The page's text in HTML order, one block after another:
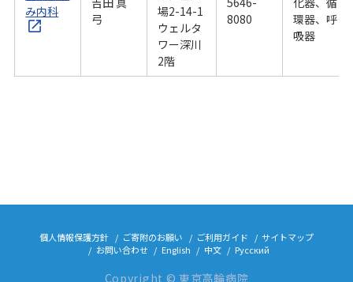
み内科
弓
場2-14-1
ウェルタ
ワー深川
2階
8080
環器、呼
吸器
個人情報保護方針 ご寄附のお願い ご利用ガイド
サイトマップ
お問い合わせ
English 中文 Русский
Copyright © 東京高輪病院